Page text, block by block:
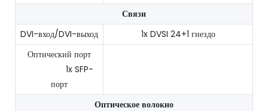
Связи
DVI-вход/DVI-выход
1x DVSI 24+1 гнездо
Оптический порт
1x SFP-
порт
Оптическое волокно